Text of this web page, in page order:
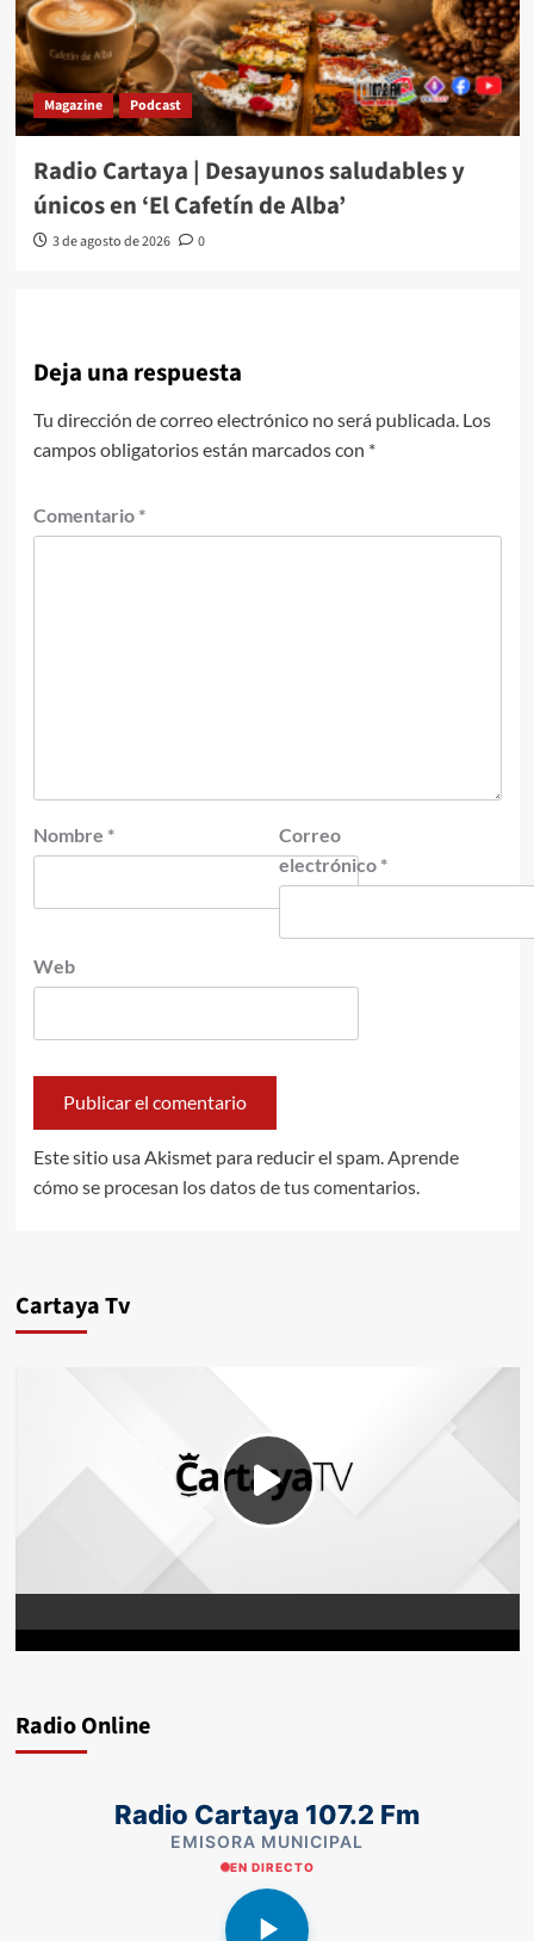
Magazine Podcast
Radio Cartaya | Desayunos saludables y
únicos en ‘El Cafetín de Alba’
3 de agosto de 2026 0
Deja una respuesta
Tu dirección de correo electrónico no será publicada. Los
campos obligatorios están marcados con *
Comentario *
Nombre *
Correo
electrónico *
Web
Este sitio usa Akismet para reducir el spam. Aprende
cómo se procesan los datos de tus comentarios.
Cartaya Tv
Radio Online
Radio Cartaya 107.2 Fm
EMISORA MUNICIPAL
EN DIRECTO